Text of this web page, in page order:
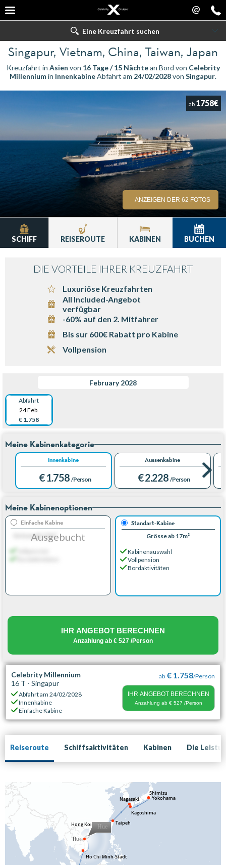
@
Eine Kreuzfahrt suchen
Singapur, Vietnam, China, Taiwan, Japan
Kreuzfahrt in Asien von 16 Tage / 15 Nächtean Bord von Celebrity
Millenniumin InnenkabineAbfahrt am 24/02/2028von Singapur.
ab 1758€
ANZEIGEN DER 62 FOTOS
SCHIFF REISEROUTE KABINEN BUCHEN
DIE VORTEILE IHRER KREUZFAHRT
Luxuriöse Kreuzfahrten
All Included-Angebot
verfügbar
-60% auf den 2. Mitfahrer
Bis sur 600€ Rabatt pro Kabine
Vollpension
February 2028
Abfahrt
24 Feb.
€ 1.758
Meine Kabinenkategorie
Innenkabine
€ 1.758 /Person
Aussenkabine
€ 2.228 /Person
Meine Kabinenoptionen
Einfache Kabine
Grösse ab 17m²
Ausgebucht
Standart-Kabine
Grösse ab 17m²
Kabinenauswahl
Vollpension
Bordaktivitäten
IHR ANGEBOT BERECHNEN
Anzahlung ab € 527 /Person
Celebrity Millennium
16 T - Singapur
Abfahrt am24/02/2028
Innenkabine
Einfache Kabine
ab € 1.758/Person
IHR ANGEBOT BERECHNEN
Anzahlung ab € 527 /Person
Reiseroute Schiffsaktivitäten Kabinen Die